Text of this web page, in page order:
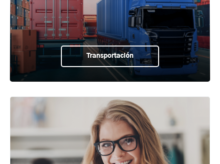
Transportación